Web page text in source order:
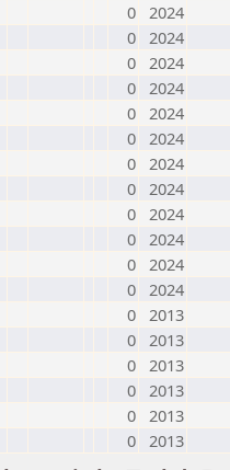
0 2024
0 2024
0 2024
0 2024
0 2024
0 2024
0 2024
0 2024
0 2024
0 2024
0 2024
0 2024
0 2013
0 2013
0 2013
0 2013
0 2013
0 2013